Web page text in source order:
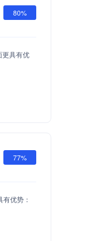
80%
更具有优
77%
优势：